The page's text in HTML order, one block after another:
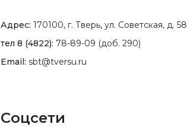
Адрес: 170100, г. Тверь, ул. Советская, д. 58
тел 8 (4822): 78-89-09 (доб. 290)
Email: sbt@tversu.ru
Соцсети